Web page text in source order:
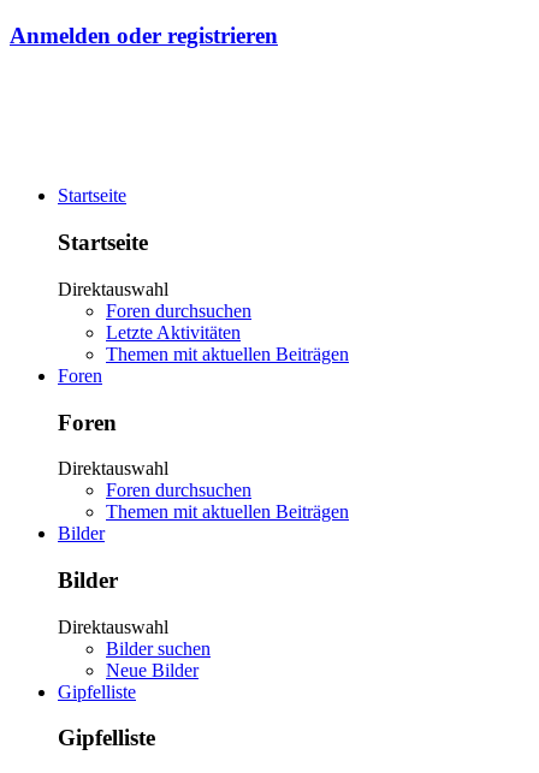
Anmelden oder registrieren
Startseite
Startseite
Direktauswahl
Foren durchsuchen
Letzte Aktivitäten
Themen mit aktuellen Beiträgen
Foren
Foren
Direktauswahl
Foren durchsuchen
Themen mit aktuellen Beiträgen
Bilder
Bilder
Direktauswahl
Bilder suchen
Neue Bilder
Gipfelliste
Gipfelliste